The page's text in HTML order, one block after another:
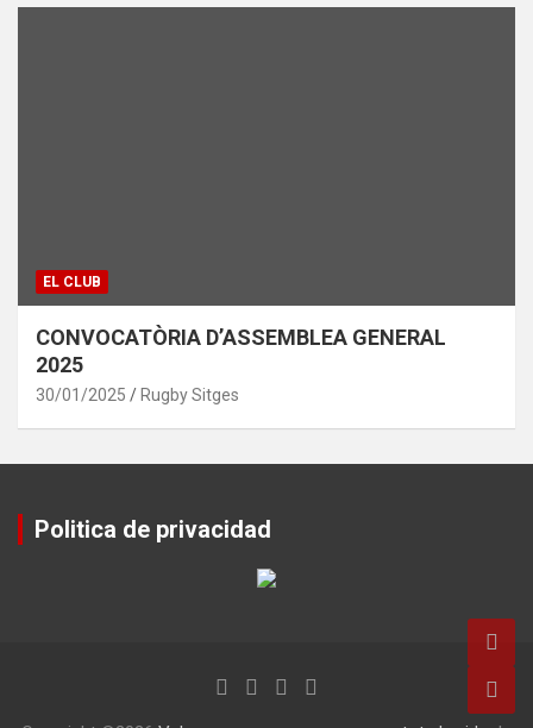
EL CLUB
CONVOCATÒRIA D’ASSEMBLEA GENERAL
2025
30/01/2025 Rugby Sitges
Politica de privacidad